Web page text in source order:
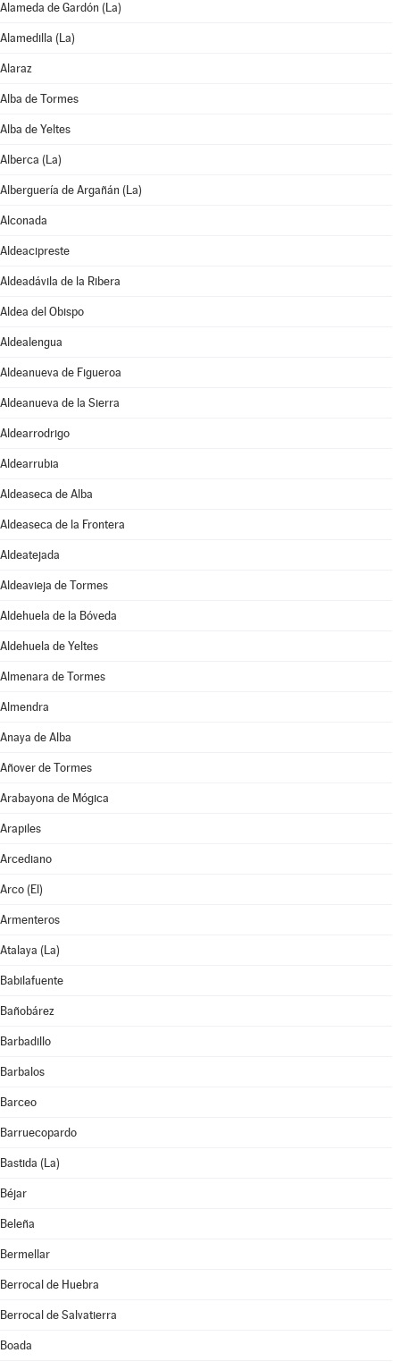
Alameda de Gardón (La)
Alamedilla (La)
Alaraz
Alba de Tormes
Alba de Yeltes
Alberca (La)
Alberguería de Argañán (La)
Alconada
Aldeacipreste
Aldeadávila de la Ribera
Aldea del Obispo
Aldealengua
Aldeanueva de Figueroa
Aldeanueva de la Sierra
Aldearrodrigo
Aldearrubia
Aldeaseca de Alba
Aldeaseca de la Frontera
Aldeatejada
Aldeavieja de Tormes
Aldehuela de la Bóveda
Aldehuela de Yeltes
Almenara de Tormes
Almendra
Anaya de Alba
Añover de Tormes
Arabayona de Mógica
Arapiles
Arcediano
Arco (El)
Armenteros
Atalaya (La)
Babilafuente
Bañobárez
Barbadillo
Barbalos
Barceo
Barruecopardo
Bastida (La)
Béjar
Beleña
Bermellar
Berrocal de Huebra
Berrocal de Salvatierra
Boada